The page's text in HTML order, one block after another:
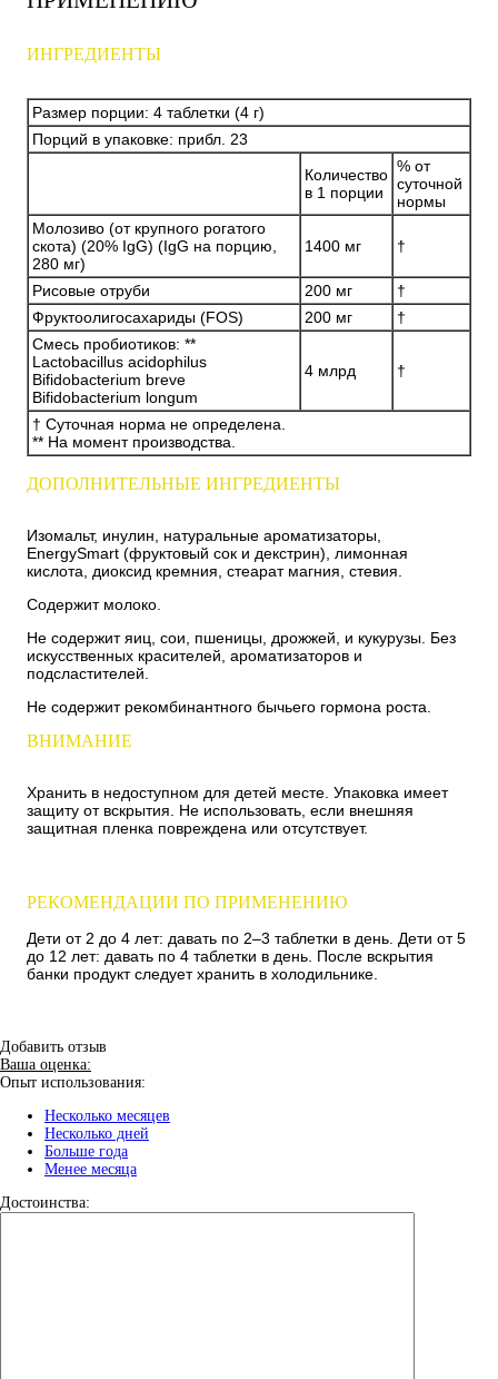
ИНГРЕДИЕНТЫ
Размер порции: 4 таблетки (4 г)
Порций в упаковке: прибл. 23
Количество
в 1 порции
% от
суточной
нормы
Молозиво (от крупного рогатого
скота) (20% IgG) (IgG на порцию,
280 мг)
1400 мг †
Рисовые отруби 200 мг
†
Фруктоолигосахариды (FOS)
200 мг
†
Смесь пробиотиков: **
Lactobacillus acidophilus
Bifidobacterium breve
Bifidobacterium longum
4 млрд †
† Суточная норма не определена.
** На момент производства.
ДОПОЛНИТЕЛЬНЫЕ ИНГРЕДИЕНТЫ
Изомальт, инулин, натуральные ароматизаторы,
EnergySmart (фруктовый сок и декстрин), лимонная
кислота, диоксид кремния, стеарат магния, стевия.
Содержит молоко.
Не содержит яиц, сои, пшеницы, дрожжей, и кукурузы. Без
искусственных красителей, ароматизаторов и
подсластителей.
Не содержит рекомбинантного бычьего гормона роста.
ВНИМАНИЕ
Хранить в недоступном для детей месте. Упаковка имеет
защиту от вскрытия. Не использовать, если внешняя
защитная пленка повреждена или отсутствует.
РЕКОМЕНДАЦИИ ПО ПРИМЕНЕНИЮ
Дети от 2 до 4 лет: давать по 2–3 таблетки в день. Дети от 5
до 12 лет: давать по 4 таблетки в день. После вскрытия
банки продукт следует хранить в холодильнике.
Добавить отзыв
Ваша оценка:
Опыт использования:
Несколько месяцев
Несколько дней
Больше года
Менее месяца
Достоинства: